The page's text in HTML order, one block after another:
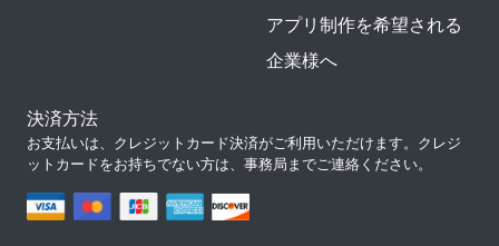
アプリ制作を希望される
企業様へ
決済方法
お支払いは、クレジットカード決済がご利用いただけます。クレジ
ットカードをお持ちでない方は、事務局までご連絡ください。